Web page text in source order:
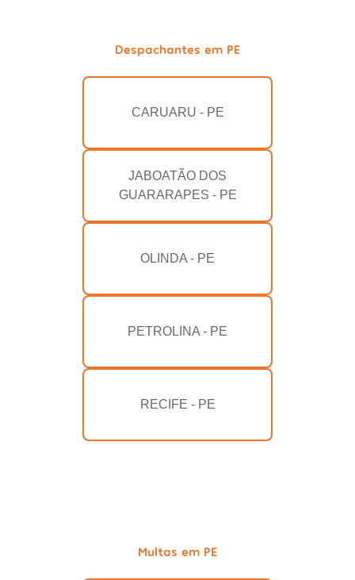
Despachantes em PE
CARUARU - PE
JABOATÃO DOS
GUARARAPES - PE
OLINDA - PE
PETROLINA - PE
RECIFE - PE
Multas em PE